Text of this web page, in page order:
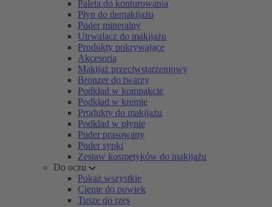
Paleta do konturowania
Płyn do demakijażu
Puder mineralny
Utrwalacz do makijażu
Produkty pokrywające
Akcesoria
Makijaż przeciwstarzeniowy
Bronzer do twarzy
Podkład w kompakcie
Podkład w kremie
Produkty do makijażu
Podkład w płynie
Puder prasowany
Puder sypki
Zestaw kosmetyków do makijażu
Do oczu
Pokaż wszystkie
Cienie do powiek
Tusze do rzęs